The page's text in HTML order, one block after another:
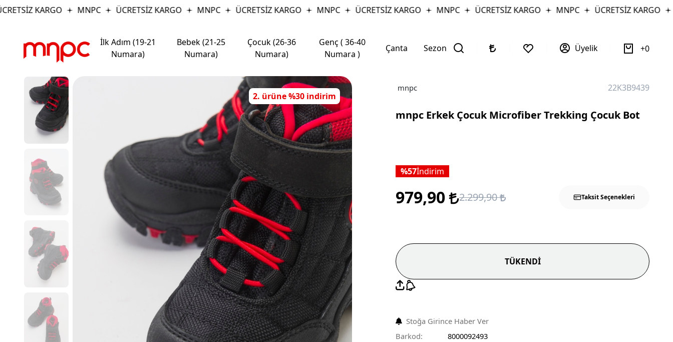
KARGO MNPC ÜCRETSİZ KARGO MNPC ÜCRETSİZ KARGO MNPC ÜCRETSİZ KARGO MNPC ÜCRETSİZ KARGO MNPC ÜCRETSİZ KARGO
İlk Adım (19-21
Numara)
Bebek (21-25
Numara)
Çocuk (26-36
Numara)
Genç ( 36-40
Numara )
Çanta Sezon Üyelik 0
2. ürüne %30 indirim
mnpc 22K3B9439
mnpc Erkek Çocuk Microfiber Trekking Çocuk Bot
57İndirim
979,90 2.299,90 Taksit Seçenekleri
TÜKENDİ
Stoğa Girince Haber Ver
Barkod:
8000092493